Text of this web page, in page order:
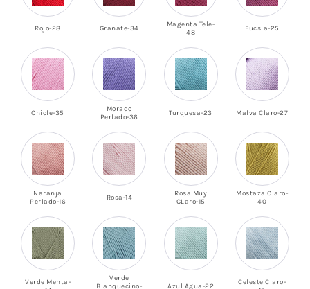
Rojo-28 Granate-34
Magenta Tele-
48
Fucsia-25
Chicle-35
Morado
Perlado-36
Turquesa-23 Malva Claro-27
Naranja
Perlado-16
Rosa-14
Rosa Muy
CLaro-15
Mostaza Claro-
40
Verde Menta-
Verde
Blanquecino-
Azul Agua-22
Celeste Claro-